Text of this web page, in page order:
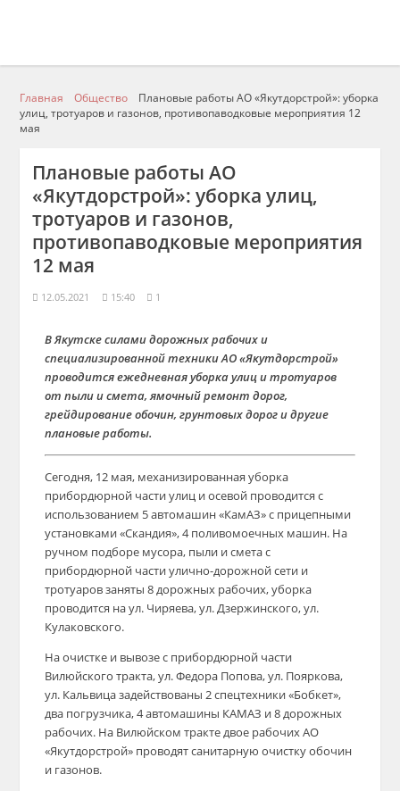
Главная Общество
Плановые работы АО «Якутдорстрой»: уборка
улиц, тротуаров и газонов, противопаводковые мероприятия 12
мая
Плановые работы АО
«Якутдорстрой»: уборка улиц,
тротуаров и газонов,
противопаводковые мероприятия
12 мая
12.05.2021 15:40 1
В Якутске силами дорожных рабочих и
специализированной техники АО «Якутдорстрой»
проводится ежедневная уборка улиц и тротуаров
от пыли и смета, ямочный ремонт дорог,
грейдирование обочин, грунтовых дорог и другие
плановые работы.
Сегодня, 12 мая, механизированная уборка
прибордюрной части улиц и осевой проводится с
использованием 5 автомашин «КамАЗ» с прицепными
установками «Скандия», 4 поливомоечных машин. На
ручном подборе мусора, пыли и смета с
прибордюрной части улично-дорожной сети и
тротуаров заняты 8 дорожных рабочих, уборка
проводится на ул. Чиряева, ул. Дзержинского, ул.
Кулаковского.
На очистке и вывозе с прибордюрной части
Вилюйского тракта, ул. Федора Попова, ул. Пояркова,
ул. Кальвица задействованы 2 спецтехники «Бобкет»,
два погрузчика, 4 автомашины КАМАЗ и 8 дорожных
рабочих. На Вилюйском тракте двое рабочих АО
«Якутдорстрой» проводят санитарную очистку обочин
и газонов.